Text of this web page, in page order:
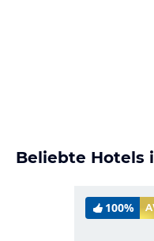
Beliebte Hotels
100%